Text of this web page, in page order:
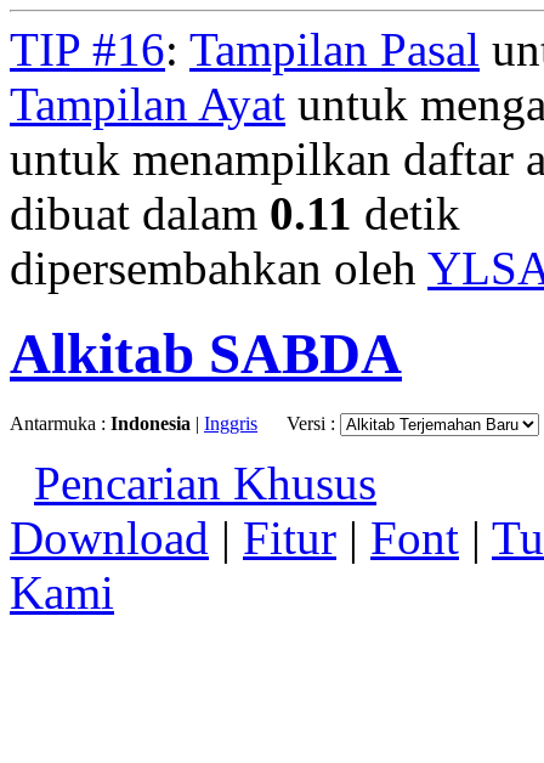
TIP #16: Tampilan Pasal
Tampilan Ayat untuk
untuk menampilkan daftar
dibuat dalam 0.11 detik
dipersembahkan oleh
Alkitab SABDA
Antarmuka : Indonesia | Inggris Versi :
Pencarian Khusus
Download | Fitur | Font |
Kami